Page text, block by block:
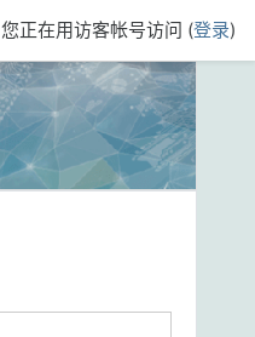
您正在用访客帐号访问 (登录)